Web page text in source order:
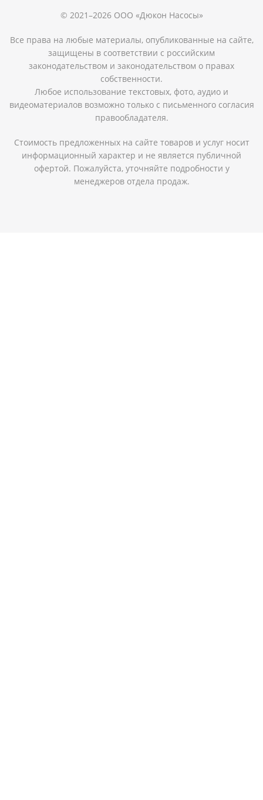
© 2021–2026 ООО «Дюкон Насосы»
Все права на любые материалы, опубликованные на сайте,
защищены в соответствии с российским
законодательством и законодательством о правах
собственности.
Любое использование текстовых, фото, аудио и
видеоматериалов возможно только с письменного согласия
правообладателя.
Стоимость предложенных на сайте товаров и услуг носит
информационный характер и не является публичной
офертой. Пожалуйста, уточняйте подробности у
менеджеров отдела продаж.